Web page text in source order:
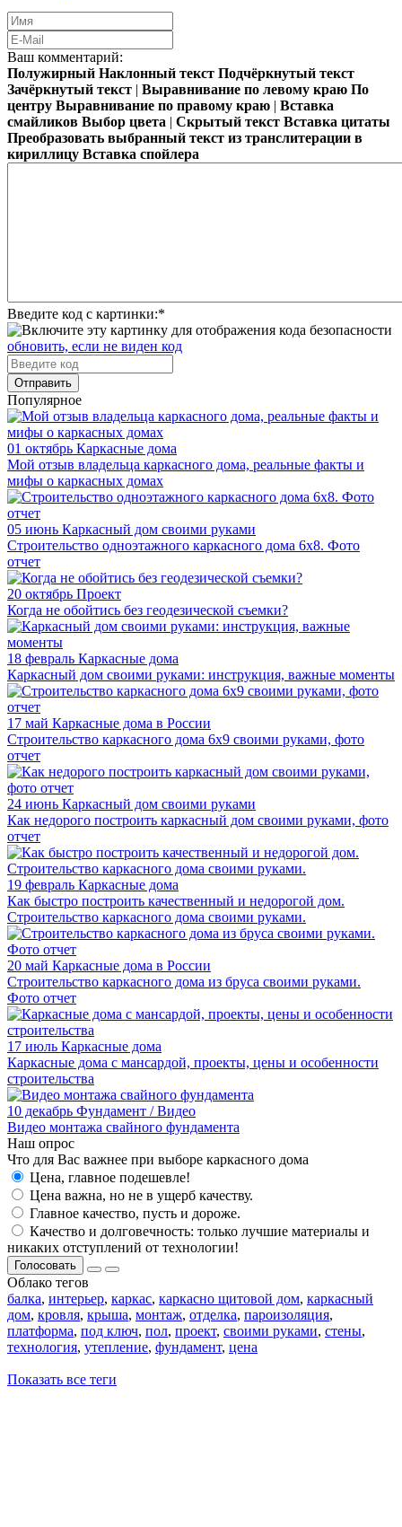
Ваш комментарий:
Полужирный Наклонный текст Подчёркнутый текст
Зачёркнутый текст | Выравнивание по левому краю По
центру Выравнивание по правому краю | Вставка
смайликов Выбор цвета | Скрытый текст Вставка цитаты
Преобразовать выбранный текст из транслитерации в
кириллицу Вставка спойлера
Введите код с картинки:*
обновить, если не виден код
Отправить
Популярное
01 октябрь Каркасные дома
Мой отзыв владельца каркасного дома, реальные факты и
мифы о каркасных домах
05 июнь Каркасный дом своими руками
Строительство одноэтажного каркасного дома 6х8. Фото
отчет
20 октябрь Проект
Когда не обойтись без геодезической съемки?
18 февраль Каркасные дома
Каркасный дом своими руками: инструкция, важные моменты
17 май Каркасные дома в России
Строительство каркасного дома 6х9 своими руками, фото
отчет
24 июнь Каркасный дом своими руками
Как недорого построить каркасный дом своими руками, фото
отчет
19 февраль Каркасные дома
Как быстро построить качественный и недорогой дом.
Строительство каркасного дома своими руками.
20 май Каркасные дома в России
Строительство каркасного дома из бруса своими руками.
Фото отчет
17 июль Каркасные дома
Каркасные дома с мансардой, проекты, цены и особенности
строительства
10 декабрь Фундамент / Видео
Видео монтажа свайного фундамента
Наш опрос
Что для Вас важнее при выборе каркасного дома
Цена, главное подешевле!
Цена важна, но не в ущерб качеству.
Главное качество, пусть и дороже.
Качество и долговечность: только лучшие материалы и
никаких отступлений от технологии!
Голосовать
Облако тегов
балка, интерьер, каркас, каркасно щитовой дом, каркасный
дом, кровля, крыша, монтаж, отделка, пароизоляция,
платформа, под ключ, пол, проект, своими руками, стены,
технология, утепление, фундамент, цена
Показать все теги